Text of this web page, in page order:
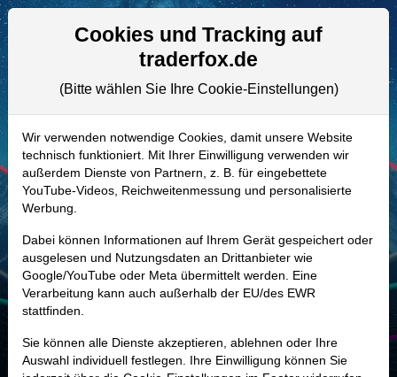
Aktien- und Artikelsuche
A3DX25 | RXO–RXO Aktie
Realtime-Aktienkurs:
-
-
Marktkapitalisierung 3,34 Mrd. USD
Unternehmenswert 4,02 Mrd. USD
Cookies und Tracking auf
traderfox.de
(Bitte wählen Sie Ihre Cookie-Einstellungen)
Wir verwenden notwendige Cookies, damit unsere Website
technisch funktioniert. Mit Ihrer Einwilligung verwenden wir
außerdem Dienste von Partnern, z. B. für eingebettete
YouTube-Videos, Reichweitenmessung und personalisierte
Werbung.
Dabei können Informationen auf Ihrem Gerät gespeichert oder
ausgelesen und Nutzungsdaten an Drittanbieter wie
Google/YouTube oder Meta übermittelt werden. Eine
Verarbeitung kann auch außerhalb der EU/des EWR
stattfinden.
Sie können alle Dienste akzeptieren, ablehnen oder Ihre
Auswahl individuell festlegen. Ihre Einwilligung können Sie